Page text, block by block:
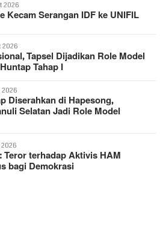
2026
Kecam Serangan IDF ke UNIFIL
2026
Tapsel Dijadikan Role Model
Tahap I
2026
Diserahkan di Hapesong,
Selatan Jadi Role Model
2026
Teror terhadap Aktivis HAM
bagi Demokrasi